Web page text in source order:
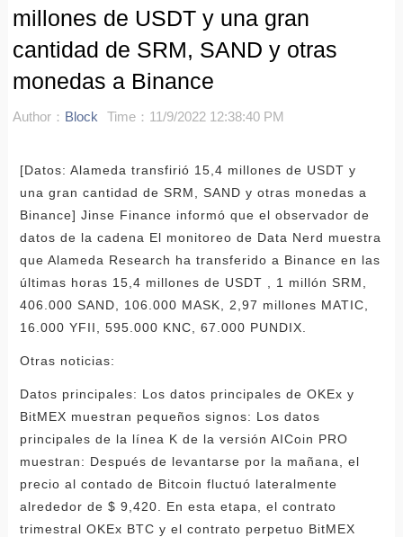
millones de USDT y una gran
cantidad de SRM, SAND y otras
monedas a Binance
Author： Block Time：11/9/2022 12:38:40 PM
[Datos: Alameda transfirió 15,4 millones de USDT y
una gran cantidad de SRM, SAND y otras monedas a
Binance] Jinse Finance informó que el observador de
datos de la cadena El monitoreo de Data Nerd muestra
que Alameda Research ha transferido a Binance en las
últimas horas 15,4 millones de USDT , 1 millón SRM,
406.000 SAND, 106.000 MASK, 2,97 millones MATIC,
16.000 YFII, 595.000 KNC, 67.000 PUNDIX.
Otras noticias:
Datos principales: Los datos principales de OKEx y
BitMEX muestran pequeños signos: Los datos
principales de la línea K de la versión AICoin PRO
muestran: Después de levantarse por la mañana, el
precio al contado de Bitcoin fluctuó lateralmente
alrededor de $ 9,420. En esta etapa, el contrato
trimestral OKEx BTC y el contrato perpetuo BitMEX